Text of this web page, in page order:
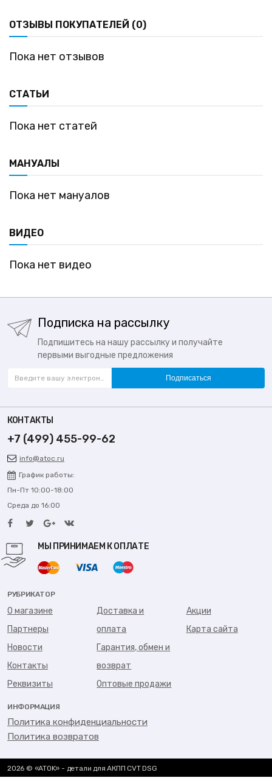
ОТЗЫВЫ ПОКУПАТЕЛЕЙ (0)
Пока нет отзывов
СТАТЬИ
Пока нет статей
МАНУАЛЫ
Пока нет мануалов
ВИДЕО
Пока нет видео
Подписка на рассылку
Подпишитесь на нашу рассылку и получайте
первыми выгодные предложения
Подписаться
КОНТАКТЫ
+7 (499) 455-99-62
info@atoc.ru
График работы:
Пн-Пт 10:00-18:00
Среда до 16:00
МЫ ПРИНИМАЕМ К ОПЛАТЕ
РУБРИКАТОР
О магазине
Партнеры
Новости
Контакты
Реквизиты
Доставка и
оплата
Гарантия, обмен и
возврат
Оптовые продажи
Акции
Карта сайта
ИНФОРМАЦИЯ
Политика конфиденциальности
Политика возвратов
2026 © «ATOK» - детали для АКПП CVT DSG